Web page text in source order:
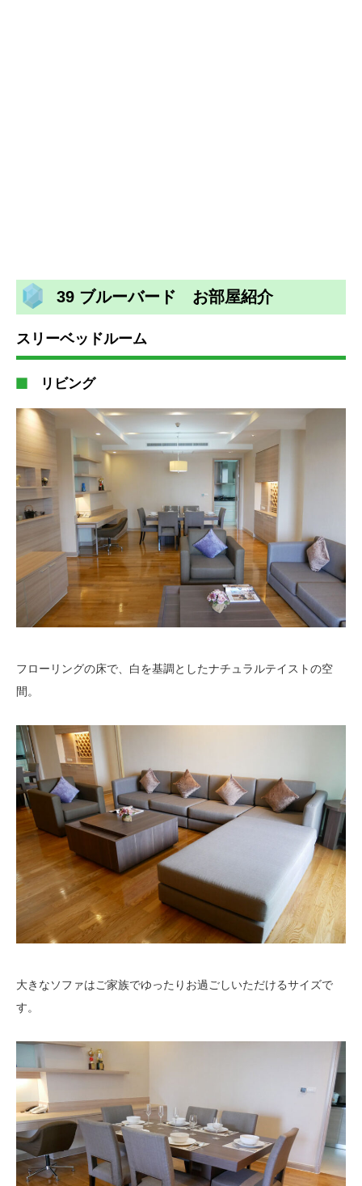
39 ブルーバード お部屋紹介
スリーベッドルーム
リビング
フローリングの床で、白を基調としたナチュラルテイストの空
間。
大きなソファはご家族でゆったりお過ごしいただけるサイズで
す。